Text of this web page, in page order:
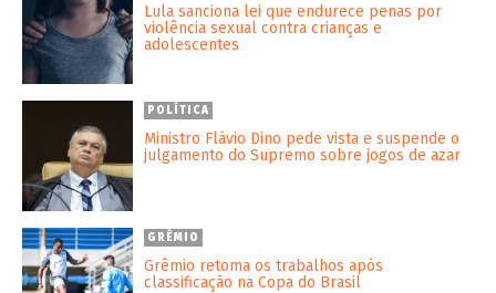
Lula sanciona lei que endurece penas por
violência sexual contra crianças e
adolescentes
POLÍTICA
Ministro Flávio Dino pede vista e suspende o
julgamento do Supremo sobre jogos de azar
GRÊMIO
Grêmio retoma os trabalhos após
classificação na Copa do Brasil